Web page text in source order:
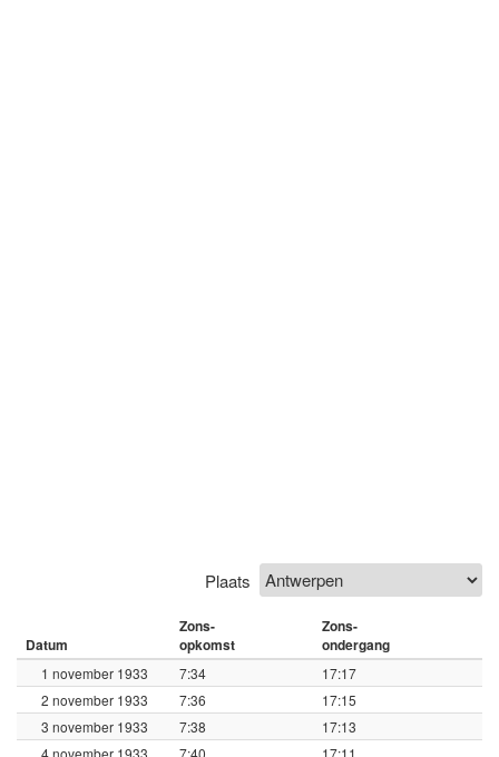
Plaats
Datum
Zons-
opkomst
Zons-
ondergang
1 november 1933 7:34
17:17
2 november 1933
7:36
17:15
3 november 1933
7:38
17:13
4 november 1933
7:40 17:11